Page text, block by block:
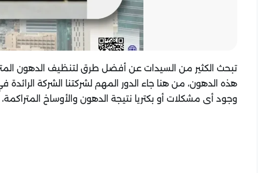
تبحث الكثير من السيدات عن أفضل طرق لتنظيف الدهون
هذه الدهون، من هنا جاء الدور المهم لشركتنا الشركة
وجود أى مشكلات أو بكتريا نتيجة الدهون والأوساخ